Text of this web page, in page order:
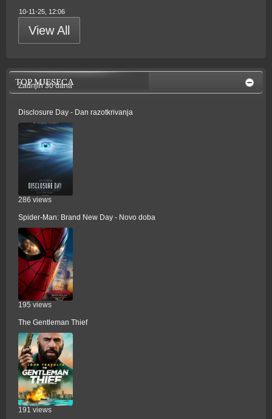
10-11-25, 12:06
View All
TOP MJESECA
Zadnjih 30 dana
Disclosure Day - Dan razotkrivanja
286 views
Spider-Man: Brand New Day - Novo doba
195 views
The Gentleman Thief
191 views